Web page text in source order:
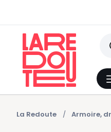
La Redoute Armoire,